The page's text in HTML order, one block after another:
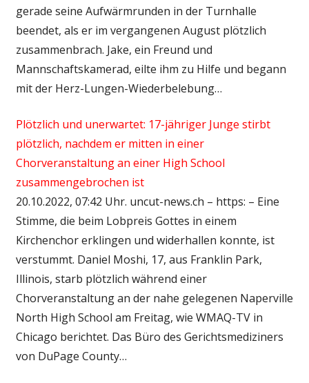
gerade seine Aufwärmrunden in der Turnhalle
beendet, als er im vergangenen August plötzlich
zusammenbrach. Jake, ein Freund und
Mannschaftskamerad, eilte ihm zu Hilfe und begann
mit der Herz-Lungen-Wiederbelebung…
Plötzlich und unerwartet: 17-jähriger Junge stirbt
plötzlich, nachdem er mitten in einer
Chorveranstaltung an einer High School
zusammengebrochen ist
20.10.2022, 07:42 Uhr. uncut-news.ch – https: – Eine
Stimme, die beim Lobpreis Gottes in einem
Kirchenchor erklingen und widerhallen konnte, ist
verstummt. Daniel Moshi, 17, aus Franklin Park,
Illinois, starb plötzlich während einer
Chorveranstaltung an der nahe gelegenen Naperville
North High School am Freitag, wie WMAQ-TV in
Chicago berichtet. Das Büro des Gerichtsmediziners
von DuPage County…